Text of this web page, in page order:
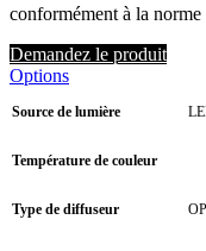
conformément à la
Demandez le produit
Options
Source de lumière
Température de couleur
Type de diffuseur